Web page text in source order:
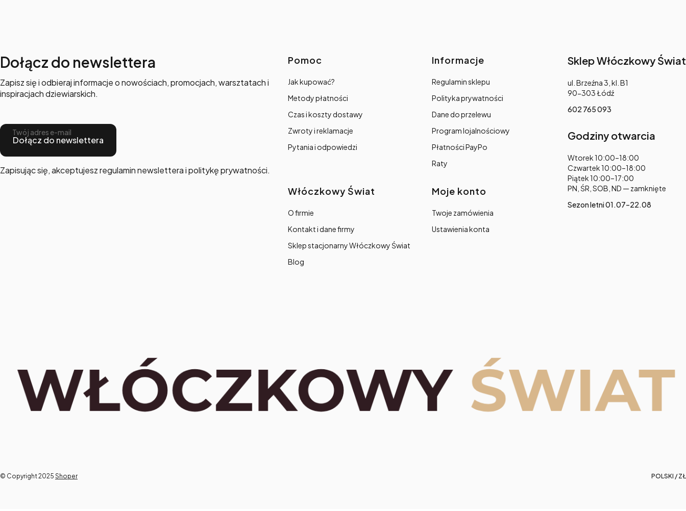
Dołącz do newslettera
Zapisz się i odbieraj informacje o nowościach, promocjach, warsztatach i
inspiracjach dziewiarskich.
Twój adres e-mail
Dołącz do newslettera
Zapisując się, akceptujesz regulamin newslettera i politykę prywatności.
Linki w stopce
Pomoc
Jak kupować?
Metody płatności
Czas i koszty dostawy
Zwroty i reklamacje
Pytania i odpowiedzi
Informacje
Regulamin sklepu
Polityka prywatności
Dane do przelewu
Program lojalnościowy
Płatności PayPo
Raty
Włóczkowy Świat
O firmie
Kontakt i dane firmy
Sklep stacjonarny Włóczkowy Świat
Blog
Moje konto
Twoje zamówienia
Ustawienia konta
Sklep Włóczkowy Świat
Adres:
ul. Brzeźna 3, kl. B1
90-303 Łódź
602 765 093
Godziny otwarcia
Adres:
Wtorek 10:00–18:00
Czwartek 10:00–18:00
Piątek 10:00–17:00
PN, ŚR, SOB, ND — zamknięte
Sezon letni 01.07–22.08
© Copyright 2025 Shoper POLSKI / ZŁ